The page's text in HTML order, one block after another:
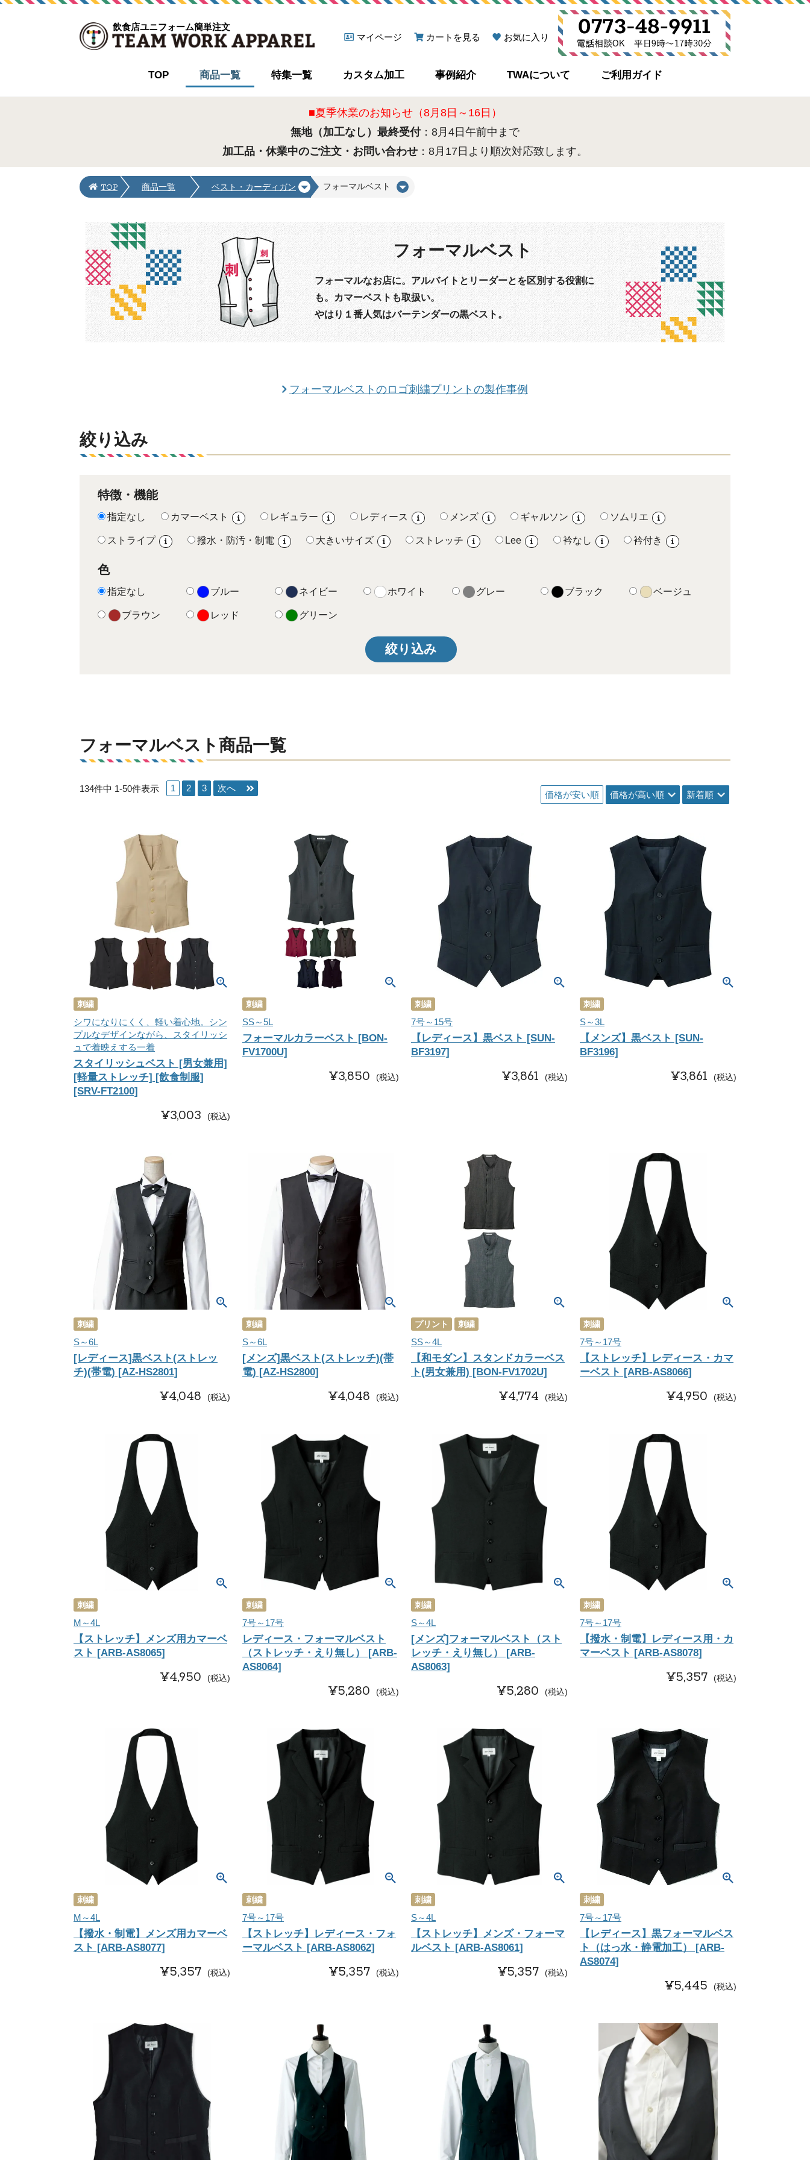
飲食店ユニフォーム簡単注文
マイページ
カートを見る お気に入り
TOP 商品一覧 特集一覧 カスタム加工 事例紹介 TWAについて ご利用ガイド
■夏季休業のお知らせ（8月8日～16日）
無地（加工なし）最終受付：8月4日午前中まで
加工品・休業中のご注文・お問い合わせ ：8月17日より順次対応致します。
TOP 商品一覧 ベスト・カーディガン フォーマルベスト
フォーマルベスト
フォーマルなお店に。アルバイトとリーダーとを区別する役割に
も。カマーベストも取扱い。
やはり１番人気はバーテンダーの黒ベスト。
フォーマルベストのロゴ刺繍プリントの製作事例
絞り込み
特徴・機能
指定なし カマーベスト i レギュラー i レディース i メンズ i ギャルソン i ソムリエ i
ストライプ i 撥水・防汚・制電 i 大きいサイズ i ストレッチ i Lee i 衿なし i 衿付き i
色
指定なし ブルー ネイビー ホワイト グレー ブラック ベージュ
ブラウン レッド グリーン
絞り込み
フォーマルベスト商品一覧
価格が安い順 価格が高い順 新着順
134件中 1-50件表示 1 2 3
刺繍
シワになりにくく、軽い着心地。シン
プルなデザインながら、スタイリッシ
ュで着映えする一着
スタイリッシュベスト [男女兼用]
[軽量ストレッチ] [飲食制服]
[SRV-FT2100]
¥3,003 税込
刺繍
SS～5L
フォーマルカラーベスト [BON-
FV1700U]
¥3,850 税込
刺繍
7号～15号
【レディース】黒ベスト [SUN-
BF3197]
¥3,861 税込
刺繍
S～3L
【メンズ】黒ベスト [SUN-
BF3196]
¥3,861 税込
刺繍
S～6L
[レディース]黒ベスト(ストレッ
チ)(帯電) [AZ-HS2801]
¥4,048 税込
刺繍
S～6L
[メンズ]黒ベスト(ストレッチ)(帯
電) [AZ-HS2800]
¥4,048 税込
プリント 刺繍
SS～4L
【和モダン】スタンドカラーベス
ト(男女兼用) [BON-FV1702U]
¥4,774 税込
刺繍
7号～17号
【ストレッチ】レディース・カマ
ーベスト [ARB-AS8066]
¥4,950 税込
刺繍
M～4L
【ストレッチ】メンズ用カマーベ
スト [ARB-AS8065]
¥4,950 税込
刺繍
7号～17号
レディース・フォーマルベスト
（ストレッチ・えり無し） [ARB-
AS8064]
¥5,280 税込
刺繍
S～4L
[メンズ]フォーマルベスト（スト
レッチ・えり無し） [ARB-
AS8063]
¥5,280 税込
刺繍
7号～17号
【撥水・制電】レディース用・カ
マーベスト [ARB-AS8078]
¥5,357 税込
刺繍
M～4L
【撥水・制電】メンズ用カマーベ
スト [ARB-AS8077]
¥5,357 税込
刺繍
7号～17号
【ストレッチ】レディース・フォ
ーマルベスト [ARB-AS8062]
¥5,357 税込
刺繍
S～4L
【ストレッチ】メンズ・フォーマ
ルベスト [ARB-AS8061]
¥5,357 税込
刺繍
7号～17号
【レディース】黒フォーマルベス
ト（はっ水・静電加工） [ARB-
AS8074]
¥5,445 税込